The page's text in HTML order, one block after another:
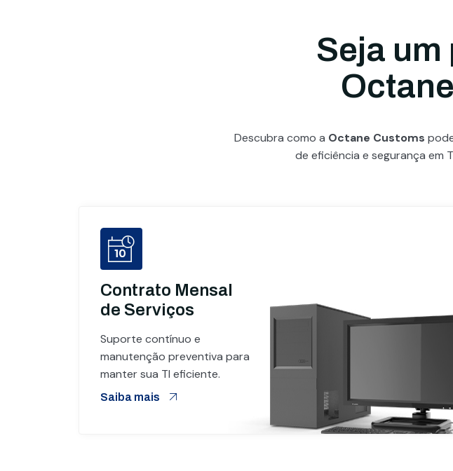
Seja
Descubra como a Octane Customs
de eficiência e segurança em
Contrato Mensal
de Serviços
Suporte contínuo e
manutenção preventiva para
manter sua TI eficiente.
Saiba mais